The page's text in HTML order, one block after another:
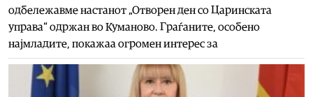
одбележавме настанот „Отворен ден со Царинската
управа“ одржан во Куманово. Граѓаните, особено
најмладите, покажаа огромен интерес за